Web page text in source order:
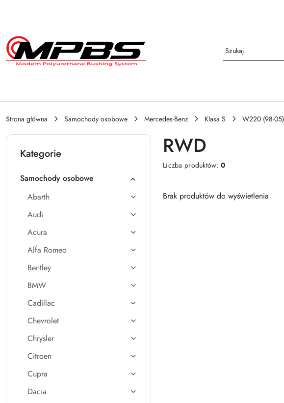
Przejdź do treści głównej
Przejdź do wyszukiwarki
Przejdź do moje konto
Przejdź do menu głównego
Przejdź do stopki
Strona główna Samochody osobowe Mercedes-Benz Klasa S W220 (98-05)
Kategorie
Samochody osobowe
Abarth
Audi
Acura
Alfa Romeo
Bentley
BMW
Cadillac
Chevrolet
Chrysler
Citroen
Cupra
Dacia
RWD
Liczba produktów:0
Brak produktów do wyświetlenia